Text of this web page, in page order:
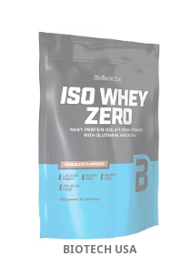
BIOTECH USA